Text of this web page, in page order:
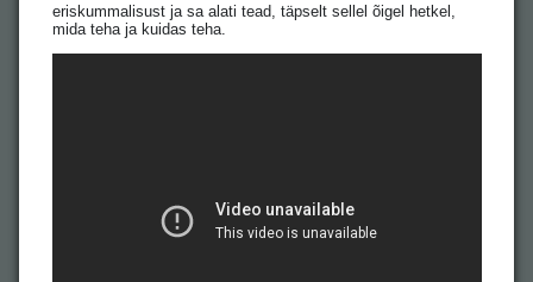
eriskummalisust ja sa alati tead, täpselt sellel õigel hetkel,
mida teha ja kuidas teha.